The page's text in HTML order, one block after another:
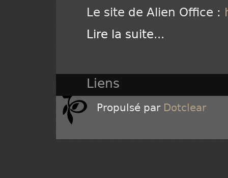
Le site de Alien Office :
Lire la suite...
Liens
Propulsé par Dotclear